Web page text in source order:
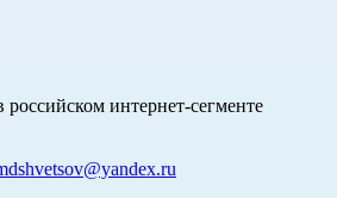
интернет-сегменте